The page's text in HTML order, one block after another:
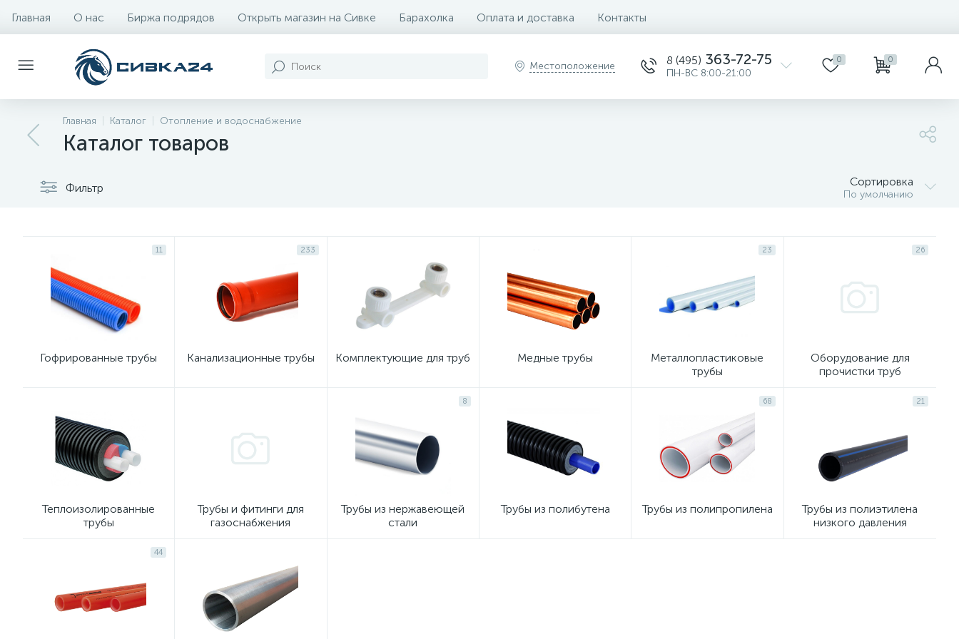
Главная О нас Биржа подрядов Открыть магазин на Сивке Барахолка Оплата и доставка Контакты
Местоположение 8 (495) 363-72-75
ПН-ВС 8:00-21:00
0 0
Главная Каталог Отопление и водоснабжение
Каталог товаров
Фильтр Сортировка
По умолчанию
11
Гофрированные трубы
233
Канализационные трубы Комплектующие для труб Медные трубы
23
Металлопластиковые
трубы
26
Оборудование для
прочистки труб
Теплоизолированные
трубы
Трубы и фитинги для
газоснабжения
8
Трубы из нержавеющей
стали
Трубы из полибутена
68
Трубы из полипропилена
21
Трубы из полиэтилена
низкого давления
44